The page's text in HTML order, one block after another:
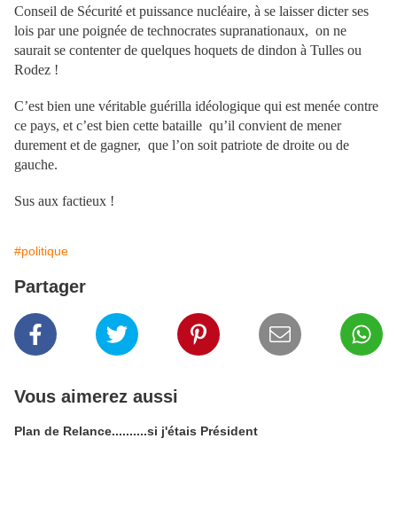
Conseil de Sécurité et puissance nucléaire, à se laisser dicter ses
lois par une poignée de technocrates supranationaux, on ne
saurait se contenter de quelques hoquets de dindon à Tulles ou
Rodez !
C’est bien une véritable guérilla idéologique qui est menée contre
ce pays, et c’est bien cette bataille qu’il convient de mener
durement et de gagner, que l’on soit patriote de droite ou de
gauche.
Sus aux factieux !
#politique
Partager
Vous aimerez aussi
Plan de Relance..........si j'étais Président